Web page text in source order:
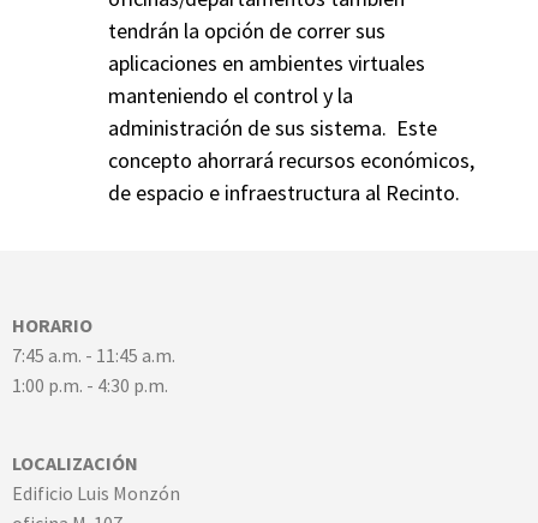
tendrán la opción de correr sus
aplicaciones en ambientes virtuales
manteniendo el control y la
administración de sus sistema. Este
concepto ahorrará recursos económicos,
de espacio e infraestructura al Recinto.
HORARIO
7:45 a.m. - 11:45 a.m.
1:00 p.m. - 4:30 p.m.
LOCALIZACIÓN
Edificio Luis Monzón